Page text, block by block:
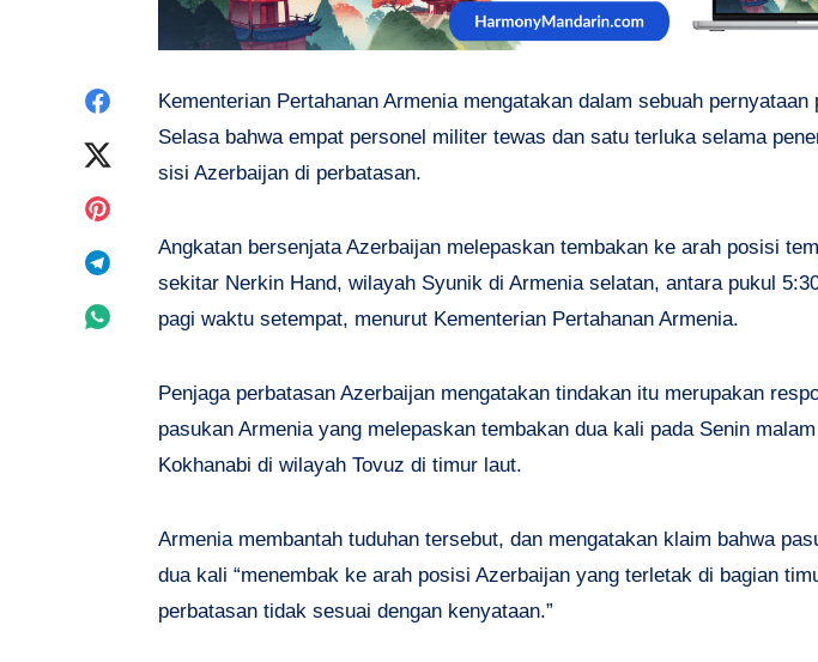
Share
Twitter
Share
Share
Whatsapp
Kementerian Pertahanan Armenia mengatakan dalam sebuah pernyataan
Selasa bahwa empat personel militer tewas dan satu terluka selama
sisi Azerbaijan di perbatasan.
Angkatan bersenjata Azerbaijan melepaskan tembakan ke arah posisi
sekitar Nerkin Hand, wilayah Syunik di Armenia selatan, antara pukul
pagi waktu setempat, menurut Kementerian Pertahanan Armenia.
Penjaga perbatasan Azerbaijan mengatakan tindakan itu merupakan
pasukan Armenia yang melepaskan tembakan dua kali pada Senin
Kokhanabi di wilayah Tovuz di timur laut.
Armenia membantah tuduhan tersebut, dan mengatakan klaim bahwa
dua kali “menembak ke arah posisi Azerbaijan yang terletak di bagian
perbatasan tidak sesuai dengan kenyataan.”